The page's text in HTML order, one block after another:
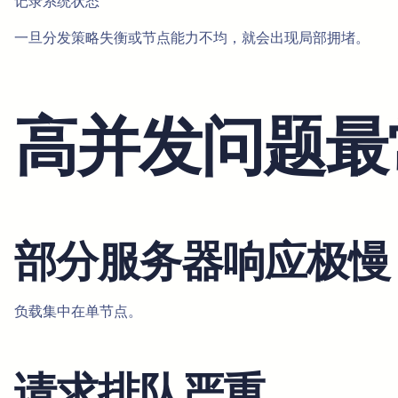
一旦分发策略失衡或节点能力不均，就会出现局部拥堵。
高并发问题
部分服务器响应极慢
负载集中在单节点。